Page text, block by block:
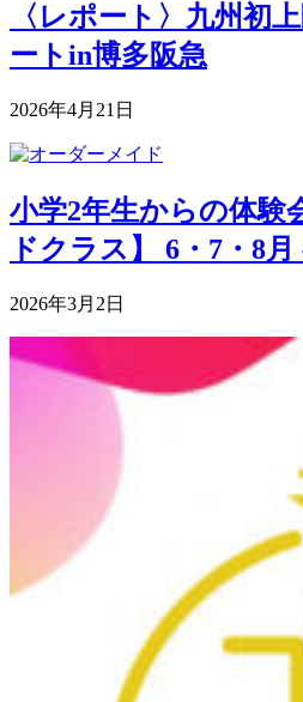
〈レポート〉九州初
ートin博多阪急
2026年4月21日
小学2年生からの体験
ドクラス】 6・7・8
2026年3月2日